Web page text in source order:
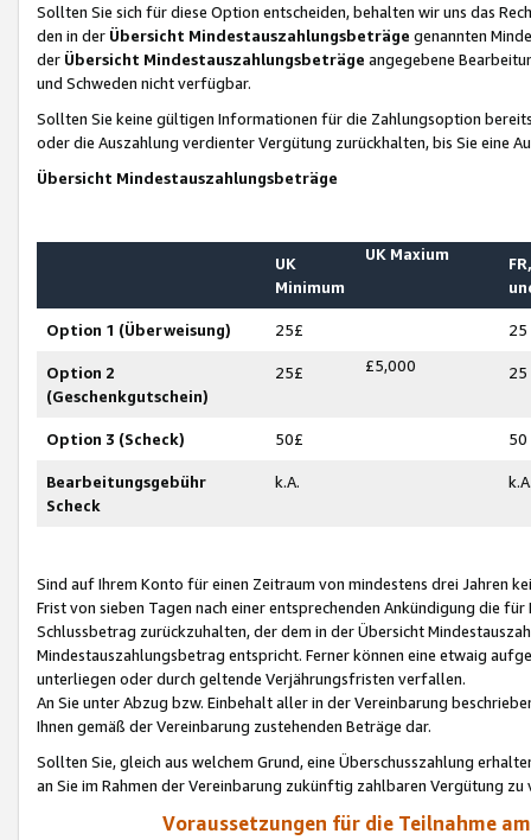
Sollten Sie sich für diese Option entscheiden, behalten wir uns das
den in der Übersicht Mindestauszahlungsbeträge genannten
der Übersicht Mindestauszahlungsbeträge angegebene
und Schweden nicht verfügbar.
Sollten Sie keine gültigen Informationen für die Zahlungsoption
oder die Auszahlung verdienter Vergütung zurückhalten, bis Sie
Übersicht Mindestauszahlungsbeträge
UK
Minimum
UK Maxium
Option 1 (Überweisung) 25£ 25
Option 2
(Geschenkgutschein)
25£ £5,000 25
Option 3 (Scheck) 50£ 50
Bearbeitungsgebühr
Scheck
k.A.
Sind auf Ihrem Konto für einen Zeitraum von mindestens drei Jahren
Frist von sieben Tagen nach einer entsprechenden Ankündigung die
Schlussbetrag zurückzuhalten, der dem in der Übersicht
Mindestauszahlungsbetrag entspricht. Ferner können eine etwaig
unterliegen oder durch geltende Verjährungsfristen verfallen.
An Sie unter Abzug bzw. Einbehalt aller in der Vereinbarung
Ihnen gemäß der Vereinbarung zustehenden Beträge dar.
Sollten Sie, gleich aus welchem Grund, eine Überschusszahlung
an Sie im Rahmen der Vereinbarung zukünftig zahlbaren Vergütung zu
Voraussetzungen für die Teilnahme